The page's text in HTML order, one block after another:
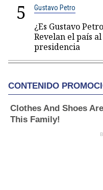
5 Gustavo Petro
¿Es Gustavo
Revelan el país
presidencia